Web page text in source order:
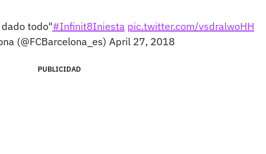
todo"#Infinit8Iniesta pic.twitter.com/vsdralwoHH
(@FCBarcelona_es) April 27, 2018
PUBLICIDAD